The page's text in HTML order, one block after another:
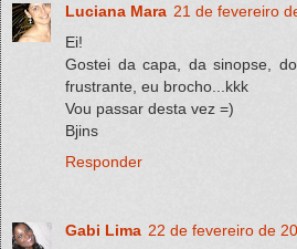
Luciana Mara 21 de fevereiro
Ei!
Gostei da capa, da sinopse,
frustrante, eu brocho...kkk
Vou passar desta vez =)
Bjins
Responder
Gabi Lima 22 de fevereiro de